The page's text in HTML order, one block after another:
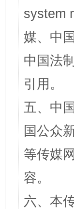
system
媒、中
中国法
引用。
五、中
国公众
等传媒
容。
六、本